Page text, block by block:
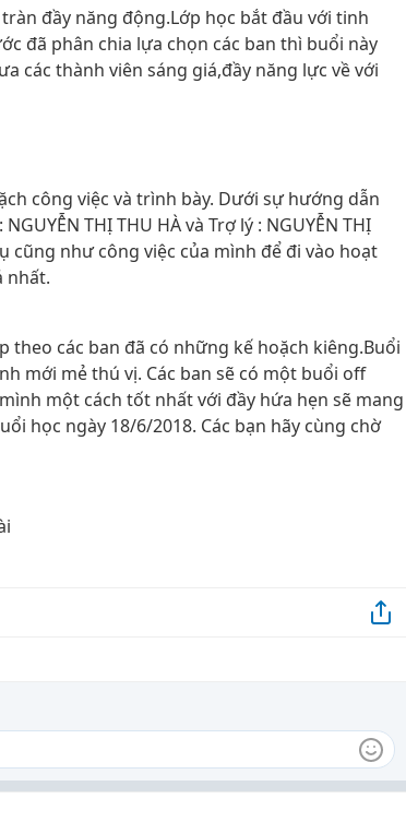
đầy năng động.Lớp học bắt đầu với tinh
đã phân chia lựa chọn các ban thì buổi này
các thành viên sáng giá,đầy năng lực về với
công việc và trình bày. Dưới sự hướng dẫn
THỊ THU HÀ và Trợ lý : NGUYỄN THỊ
cũng như công việc của mình để đi vào hoạt
nhất.
theo các ban đã có những kế hoặch kiêng.Buổi
mới mẻ thú vị. Các ban sẽ có một buổi off
một cách tốt nhất với đầy hứa hẹn sẽ mang
học ngày 18/6/2018. Các bạn hãy cùng chờ